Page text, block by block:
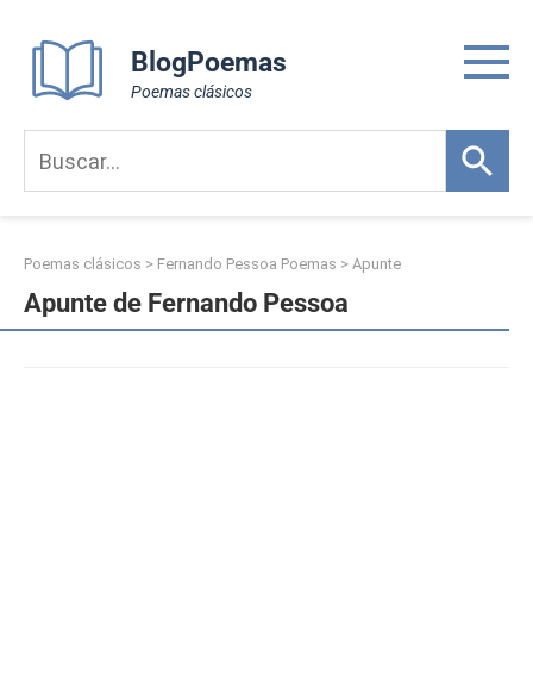
content
BlogPoemas
Poemas clásicos
Poemas clásicos > Fernando Pessoa Poemas > Apunte
Apunte de Fernando Pessoa